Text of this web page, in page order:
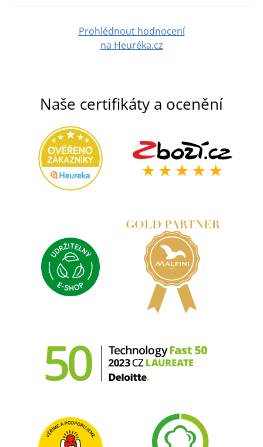
Prohlédnout hodnocení
na Heuréka.cz
Naše certifikáty a ocenění